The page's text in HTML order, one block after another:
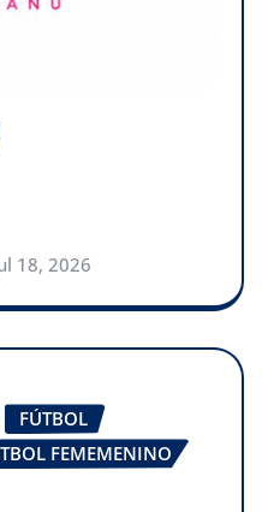
18, 2026
FÚTBOL
FEMEMENINO